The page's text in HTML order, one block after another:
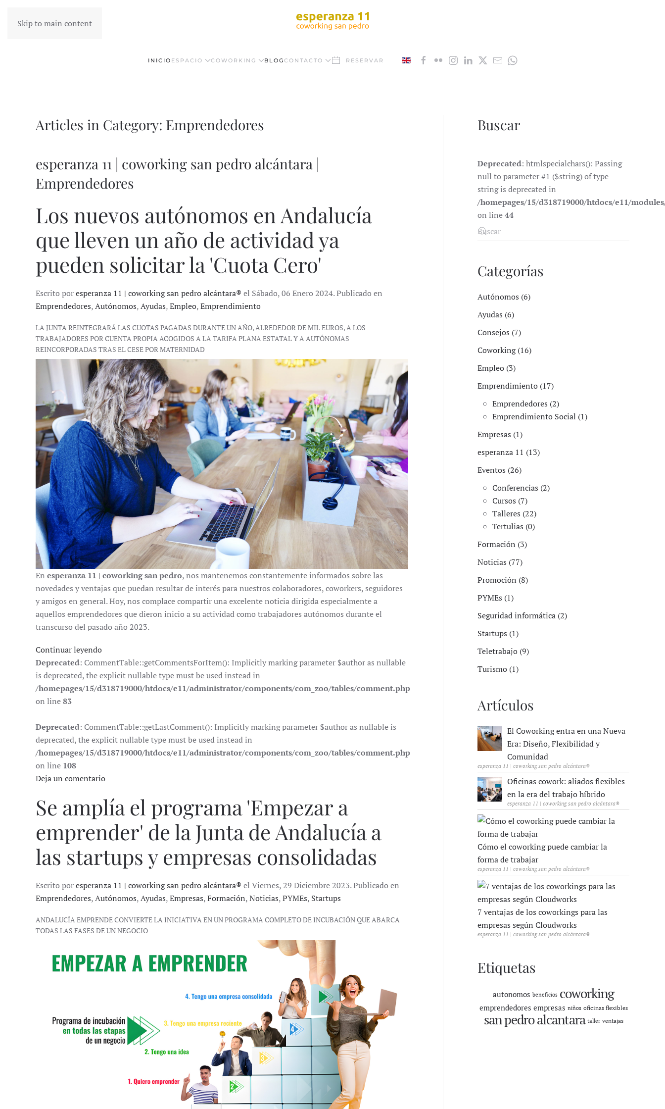
Skip to main content
INICIO ESPACIO COWORKING BLOGCONTACTO RESERVAR
Articles in Category: Emprendedores
esperanza 11 | coworking san pedro alcántara |
Emprendedores
Los nuevos autónomos en Andalucía
que lleven un año de actividad ya
pueden solicitar la 'Cuota Cero'
Escrito poresperanza 11 | coworking san pedro alcántara® el Sábado, 06 Enero 2024. Publicado en
Emprendedores,Autónomos,Ayudas,Empleo,Emprendimiento
LA JUNTA REINTEGRARÁ LAS CUOTAS PAGADAS DURANTE UN AÑO, ALREDEDOR DE MIL EUROS, A LOS
TRABAJADORES POR CUENTA PROPIA ACOGIDOS A LA TARIFA PLANA ESTATAL Y A AUTÓNOMAS
REINCORPORADAS TRAS EL CESE POR MATERNIDAD
En esperanza 11 | coworking san pedro, nos mantenemos constantemente informados sobre las
novedades y ventajas que puedan resultar de interés para nuestros colaboradores, coworkers, seguidores
y amigos en general. Hoy, nos complace compartir una excelente noticia dirigida especialmente a
aquellos emprendedores que dieron inicio a su actividad como trabajadores autónomos durante el
transcurso del pasado año 2023.
Continuar leyendo
Deprecated: CommentTable::getCommentsForItem(): Implicitly marking parameter $author as nullable
is deprecated, the explicit nullable type must be used instead in
/homepages/15/d318719000/htdocs/e11/administrator/components/com_zoo/tables/comment.php
on line83
Deprecated: CommentTable::getLastComment(): Implicitly marking parameter $author as nullable is
deprecated, the explicit nullable type must be used instead in
/homepages/15/d318719000/htdocs/e11/administrator/components/com_zoo/tables/comment.php
on line 108
Deja un comentario
Se amplía el programa 'Empezar a
emprender' de la Junta de Andalucía a
las startups y empresas consolidadas
Escrito poresperanza 11 | coworking san pedro alcántara® el Viernes, 29 Diciembre 2023. Publicado en
Emprendedores,Autónomos,Ayudas,Empresas,Formación,Noticias,PYMEs, Startups
ANDALUCÍA EMPRENDE CONVIERTE LA INICIATIVA EN UN PROGRAMA COMPLETO DE INCUBACIÓN QUE ABARCA
TODAS LAS FASES DE UN NEGOCIO
Buscar
Deprecated: htmlspecialchars(): Passing
null to parameter #1 ($string) of type
string is deprecated in
/homepages/15/d318719000/htdocs/e11/
on line44
Categorías
Autónomos (6)
Ayudas (6)
Consejos (7)
Coworking (16)
Empleo (3)
Emprendimiento (17)
Emprendedores (2)
Emprendimiento Social (1)
Empresas (1)
esperanza 11 (13)
Eventos (26)
Conferencias (2)
Cursos (7)
Talleres (22)
Tertulias (0)
Formación (3)
Noticias (77)
Promoción (8)
PYMEs (1)
Seguridad informática (2)
Startups (1)
Teletrabajo (9)
Turismo (1)
Artículos
El Coworking entra en una Nueva
Era: Diseño, Flexibilidad y
Comunidad
esperanza 11 | coworking san pedro alcántara®
Oficinas cowork: aliados flexibles
en la era del trabajo híbrido
esperanza 11 | coworking san pedro alcántara®
Cómo el coworking puede cambiar la
forma de trabajar
esperanza 11 | coworking san pedro alcántara®
7 ventajas de los coworkings para las
empresas según Cloudworks
esperanza 11 | coworking san pedro alcántara®
Etiquetas
autonomos beneficios coworking
emprendedores empresas niños oficinas flexibles
san pedro alcantara taller ventajas